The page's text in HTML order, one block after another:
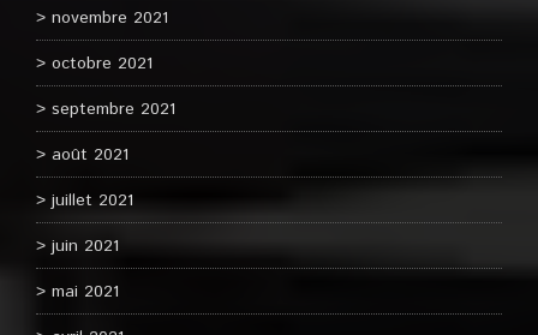
novembre 2021
octobre 2021
septembre 2021
août 2021
juillet 2021
juin 2021
mai 2021